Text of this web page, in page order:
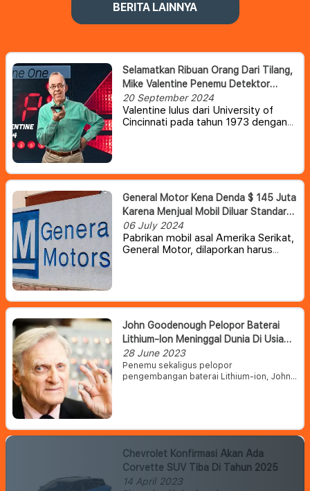
BERITA LAINNYA
Selamatkan Ribuan Orang Dari Tilang,
Mike Valentine Penemu Detektor
Radar Tilang Dilaporkan Meninggal
Dunia
20 September 2024
Valentine lulus dari University of
Cincinnati pada tahun 1973 dengan
Raya Darurat, yang menetapkan
batas kecepatan maksimum
nasional sebesar 85 km/jam.
Peraturan itu membuat pengemudi
yang berkendara diatas batas
kecepatan, akan dikenai sanksi
tilang oleh polisi.
General Motor Kena Denda $ 145 Juta
Karena Menjual Mobil Diluar Standar
Emisi
06 July 2024
Pabrikan mobil asal Amerika Serikat,
General Motor, dilaporkan harus
John Goodenough Pelopor Baterai
Lithium-Ion Meninggal Dunia Di Usia
100 Tahun
28 June 2023
Penemu sekaligus pelopor
pengembangan baterai Lithium-ion, John
Chevrolet Konfirmasi Akan Ada
Corvette SUV Tiba Di Tahun 2025
14 April 2023